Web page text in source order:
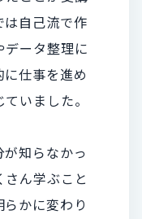
自己流で作
ータ整理に
仕事を進め
いました。
知らなかっ
ん学ぶこと
かに変わり